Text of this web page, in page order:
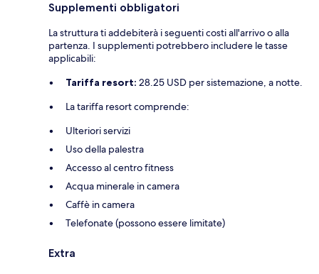
Supplementi obbligatori
La struttura ti addebiterà i seguenti costi all'arrivo o alla
partenza. I supplementi potrebbero includere le tasse
applicabili:
Tariffa resort: 28.25 USD per sistemazione, a notte.
La tariffa resort comprende:
Ulteriori servizi
Uso della palestra
Accesso al centro fitness
Acqua minerale in camera
Caffè in camera
Telefonate (possono essere limitate)
Extra